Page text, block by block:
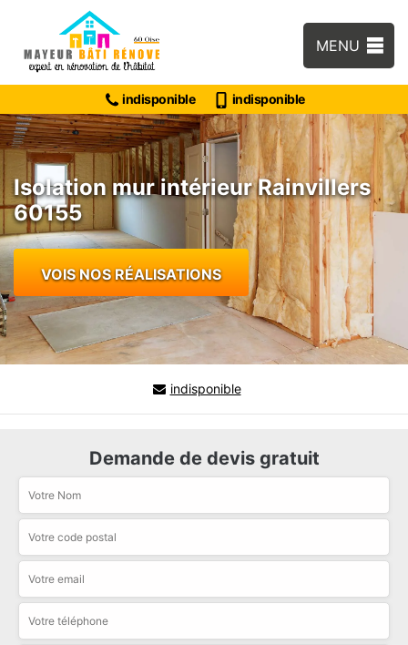
MENU
indisponible indisponible
Isolation mur intérieur Rainvillers
60155
VOIS NOS RÉALISATIONS
indisponible
Demande de devis gratuit